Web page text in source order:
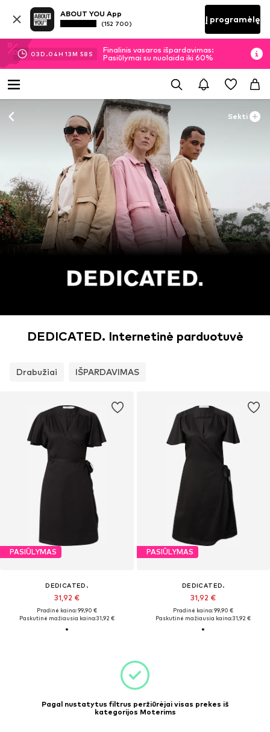
ABOUT YOU App
(152 700) Į programėlę
03D.04H 13M 57 S
Finalinis vasaros išpardavimas:
Pasiūlymai su nuolaida iki 60%
Sekti
DEDICATED. Internetinė parduotuvė
Drabužiai IŠPARDAVIMAS
PASIŪLYMAS
DEDICATED.
31,92 €
Pradinė kaina: 99,90 €
Paskutinė mažiausia kaina:31,92 €
PASIŪLYMAS
DEDICATED.
31,92 €
Pradinė kaina: 99,90 €
Paskutinė mažiausia kaina:31,92 €
Pagal nustatytus filtrus peržiūrėjai visas prekes iš
kategorijos Moterims